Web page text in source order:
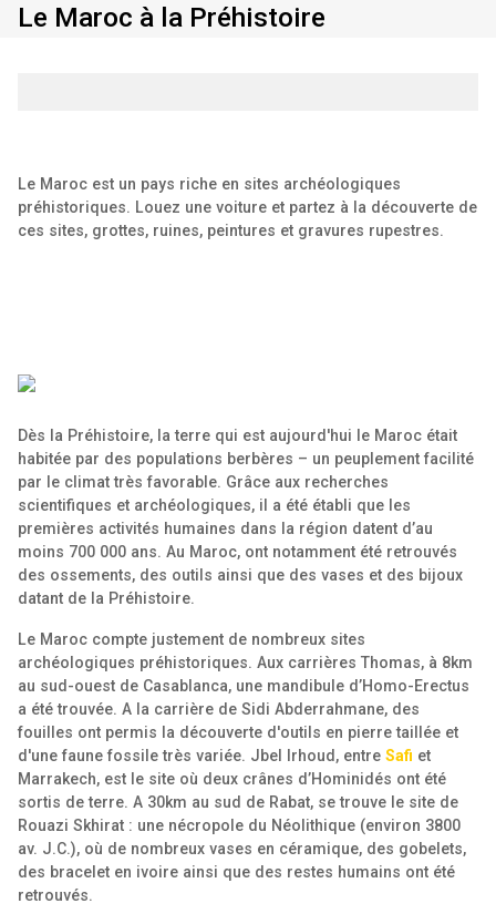
Le Maroc à la Préhistoire
Le Maroc est un pays riche en sites archéologiques
préhistoriques. Louez une voiture et partez à la découverte de
ces sites, grottes, ruines, peintures et gravures rupestres.
Dès la Préhistoire, la terre qui est aujourd'hui le Maroc était
habitée par des populations berbères – un peuplement facilité
par le climat très favorable. Grâce aux recherches
scientifiques et archéologiques, il a été établi que les
premières activités humaines dans la région datent d’au
moins 700 000 ans. Au Maroc, ont notamment été retrouvés
des ossements, des outils ainsi que des vases et des bijoux
datant de la Préhistoire.
Le Maroc compte justement de nombreux sites
archéologiques préhistoriques. Aux carrières Thomas, à 8km
au sud-ouest de Casablanca, une mandibule d’Homo-Erectus
a été trouvée. A la carrière de Sidi Abderrahmane, des
fouilles ont permis la découverte d'outils en pierre taillée et
d'une faune fossile très variée. Jbel Irhoud, entre Safi et
Marrakech, est le site où deux crânes d’Hominidés ont été
sortis de terre. A 30km au sud de Rabat, se trouve le site de
Rouazi Skhirat : une nécropole du Néolithique (environ 3800
av. J.C.), où de nombreux vases en céramique, des gobelets,
des bracelet en ivoire ainsi que des restes humains ont été
retrouvés.